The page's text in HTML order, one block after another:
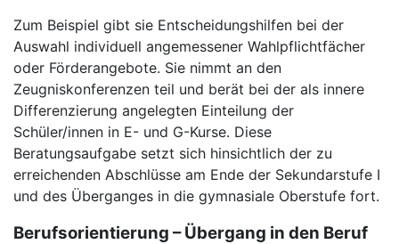
Zum Beispiel gibt sie Entscheidungshilfen bei der
Auswahl individuell angemessener Wahlpflichtfächer
oder Förderangebote. Sie nimmt an den
Zeugniskonferenzen teil und berät bei der als innere
Differenzierung angelegten Einteilung der
Schüler/innen in E- und G-Kurse. Diese
Beratungsaufgabe setzt sich hinsichtlich der zu
erreichenden Abschlüsse am Ende der Sekundarstufe I
und des Überganges in die gymnasiale Oberstufe fort.
Berufsorientierung – Übergang in den Beruf